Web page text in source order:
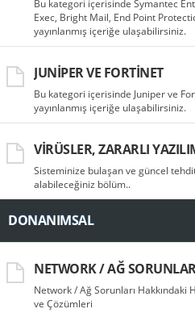
Bu kategori içerisinde Symantec
Exec, Bright Mail, End Point
yayınlanmış içeriğe ulaşabilirsiniz.
JUNIPER VE FORTINET
Bu kategori içerisinde Juniper ve
yayınlanmış içeriğe ulaşabilirsiniz.
VIRÜSLER, ZARARLI
Sisteminize bulaşan ve güncel
alabileceğiniz bölüm..
DONANIMSAL
NETWORK / AĞ
Network / Ağ Sorunları Hakkındaki
ve Çözümleri